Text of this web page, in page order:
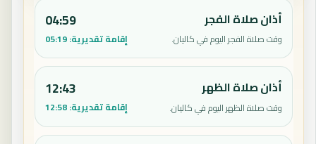
أذان صلاة الفجر
وقت صلاة الفجر اليوم في كاليان.
04:59
إقامة تقديرية:05:19
أذان صلاة الظهر
وقت صلاة الظهر اليوم في كاليان.
12:43
إقامة تقديرية:12:58